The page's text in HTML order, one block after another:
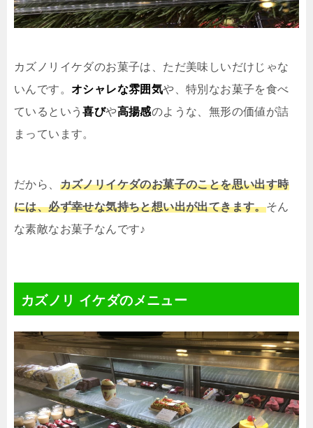
カズノリイケダのお菓子は、ただ美味しいだけじゃな
いんです。 オシャレな雰囲気や、特別なお菓子を食べ
ているという喜びや高揚感のような、無形の価値が詰
まっています。
だから、 カズノリイケダのお菓子のことを思い出す時
には、必ず幸せな気持ちと想い出が出てきます。そん
な素敵なお菓子なんです♪
カズノリ イケダのメニュー